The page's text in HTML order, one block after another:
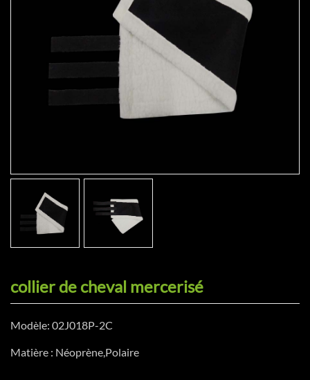
collier de cheval mercerisé
Modèle: 02J018P-2C
Matière : Néoprène,Polaire